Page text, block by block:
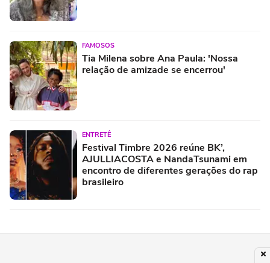
FAMOSOS
Tia Milena sobre Ana Paula: 'Nossa
relação de amizade se encerrou'
ENTRETÊ
Festival Timbre 2026 reúne BK’,
AJULLIACOSTA e NandaTsunami em
encontro de diferentes gerações do rap
brasileiro